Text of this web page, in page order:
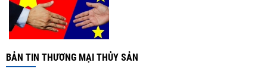
BẢN TIN THƯƠNG MẠI THỦY SẢN